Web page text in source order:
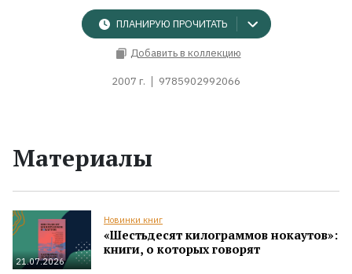
ПЛАНИРУЮ ПРОЧИТАТЬ
Добавить в коллекцию
2007 г. 9785902992066
Материалы
21.07.2026
Новинки книг
«Шестьдесят килограммов нокаутов»:
книги, о которых говорят